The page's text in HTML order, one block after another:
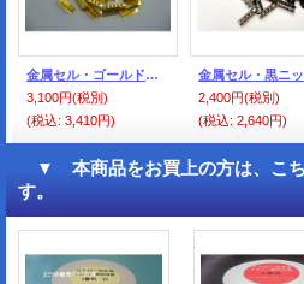
金属セル・ゴールド色（100個入）
3,100円(税別)
(税込: 3,410円)
2,400円(税別)
(税込: 2,640円)
▼ 本商品をお買上の方は、こち
す。